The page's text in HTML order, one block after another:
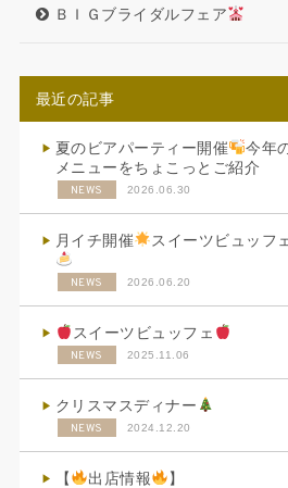
ＢＩＧブライダルフェア
最近の記事
夏のビアパーティー開催
今年
メニューをちょこっとご紹介
NEWS 2026.06.30
月イチ開催 スイーツビュッフ
NEWS 2026.06.20
スイーツビュッフェ
NEWS 2025.11.06
クリスマスディナー
NEWS 2024.12.20
【 出店情報 】